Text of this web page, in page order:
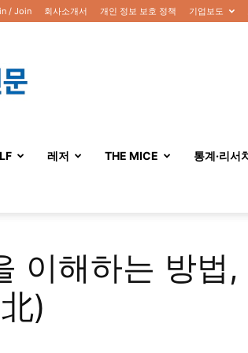
/ Join 회사소개서 개인 정보 보호 정책 기업보도
레저 THE MICE 통계·리서
이해하는 방법,
)